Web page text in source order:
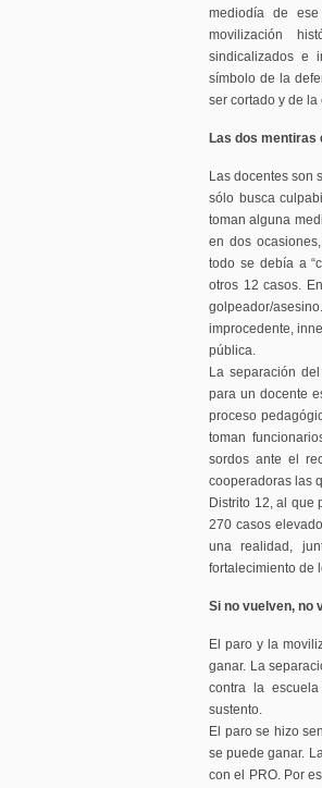
mediodía de
movilización
sindicalizados e
símbolo de la
ser cortado y de
Las dos mentiras
Las docentes son
sólo busca
toman alguna
en dos
todo se debía a
otros 12 casos.
golpeador/
improcedente,
pública.
La separación
para un docente
proceso
toman
sordos ante el
cooperadoras las
Distrito 12, al que
270 casos
una realidad,
fortalecimiento de
Si no vuelven, no
El paro y la
ganar. La
contra la
sustento.
El paro se hizo
se puede ganar.
con el PRO. Por